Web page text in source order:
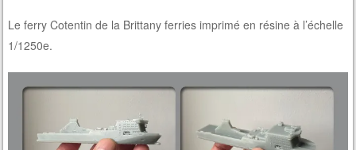
Le ferry Cotentin de la Brittany ferries imprimé en résine à l’échelle
1/1250e.